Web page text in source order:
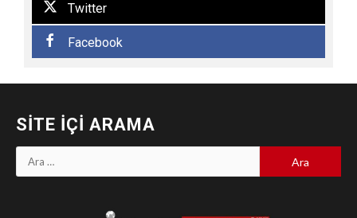
Twitter
Facebook
SITE İÇI ARAMA
Arama: